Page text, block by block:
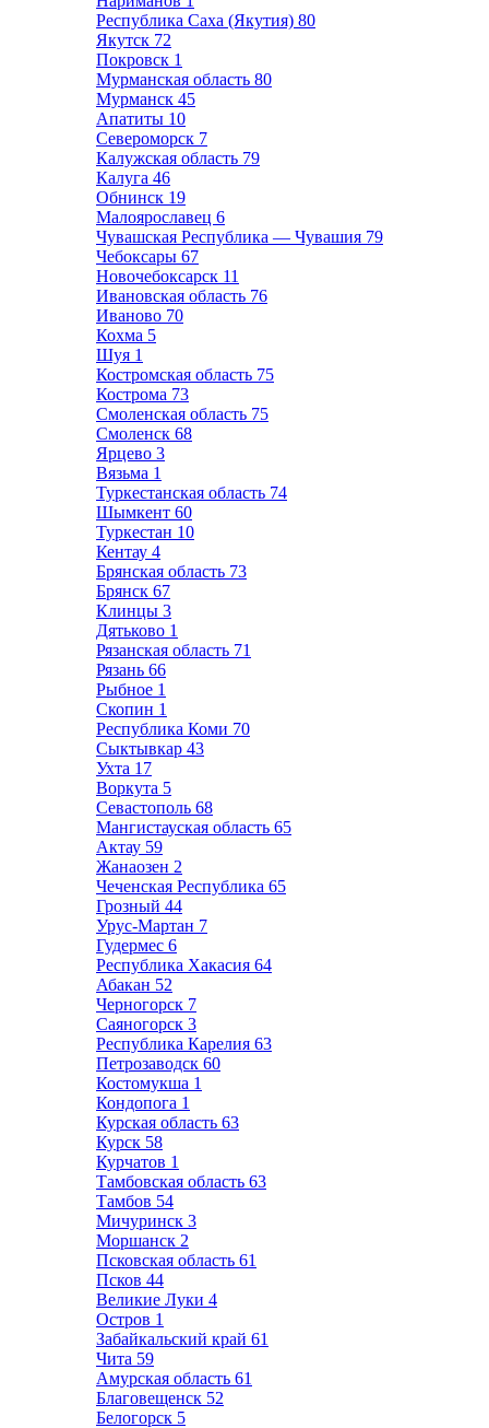
Республика Саха (Якутия) 80
Якутск 72
Покровск 1
Мурманская область 80
Мурманск 45
Апатиты 10
Североморск 7
Калужская область 79
Калуга 46
Обнинск 19
Малоярославец 6
Чувашская Республика — Чувашия 79
Чебоксары 67
Новочебоксарск 11
Ивановская область 76
Иваново 70
Кохма 5
Шуя 1
Костромская область 75
Кострома 73
Смоленская область 75
Смоленск 68
Ярцево 3
Вязьма 1
Туркестанская область 74
Шымкент 60
Туркестан 10
Кентау 4
Брянская область 73
Брянск 67
Клинцы 3
Дятьково 1
Рязанская область 71
Рязань 66
Рыбное 1
Скопин 1
Республика Коми 70
Сыктывкар 43
Ухта 17
Воркута 5
Севастополь 68
Мангистауская область 65
Актау 59
Жанаозен 2
Чеченская Республика 65
Грозный 44
Урус-Мартан 7
Гудермес 6
Республика Хакасия 64
Абакан 52
Черногорск 7
Саяногорск 3
Республика Карелия 63
Петрозаводск 60
Костомукша 1
Кондопога 1
Курская область 63
Курск 58
Курчатов 1
Тамбовская область 63
Тамбов 54
Мичуринск 3
Моршанск 2
Псковская область 61
Псков 44
Великие Луки 4
Остров 1
Забайкальский край 61
Чита 59
Амурская область 61
Благовещенск 52
Белогорск 5